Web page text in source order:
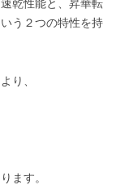
乾性能と、昇華転
う２つの特性を持
り、
ます。